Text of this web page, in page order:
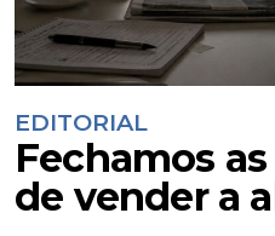
EDITORIAL
Fechamos
de vender a